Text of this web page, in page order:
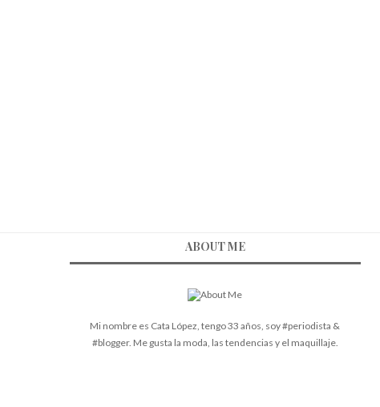
ABOUT ME
Mi nombre es Cata López, tengo 33 años, soy #periodista &
#blogger. Me gusta la moda, las tendencias y el maquillaje.